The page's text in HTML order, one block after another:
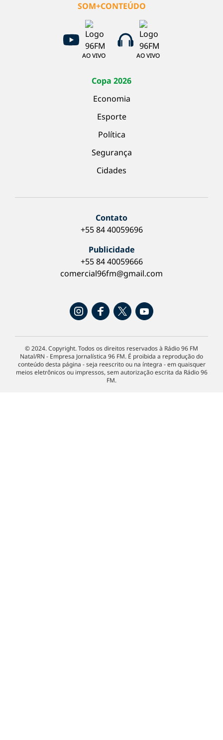
SOM+CONTEÚDO
AO VIVO AO VIVO
Copa 2026
Economia
Esporte
Política
Segurança
Cidades
Contato
+55 84 40059696
Publicidade
+55 84 40059666
comercial96fm@gmail.com
© 2024. Copyright. Todos os direitos reservados à Rádio 96 FM
Natal/RN - Empresa Jornalística 96 FM. É proibida a reprodução do
conteúdo desta página - seja reescrito ou na íntegra - em quaisquer
meios eletrônicos ou impressos, sem autorização escrita da Rádio 96
FM.